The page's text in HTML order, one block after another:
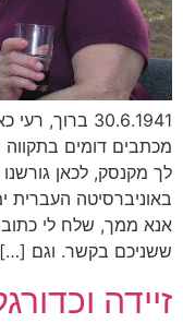
30.6.1941
מכתבים דומים
לך מקנסק, לכאן
באוניברסיטה העברית
אנא ממך, שלח לי
ששניכם בקשר. וגם […]
זיידה